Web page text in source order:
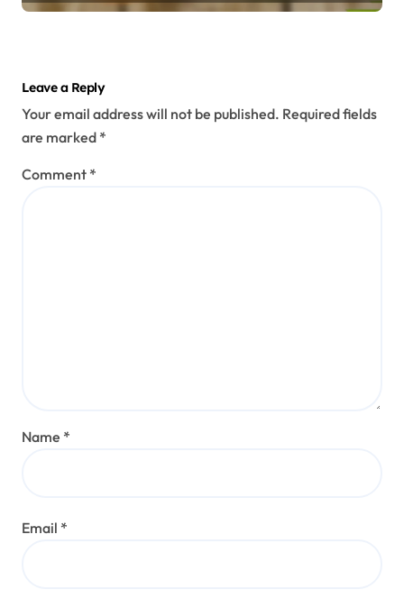
Leave a Reply
Your email address will not be published. Required fields
are marked *
Comment *
Name *
Email *